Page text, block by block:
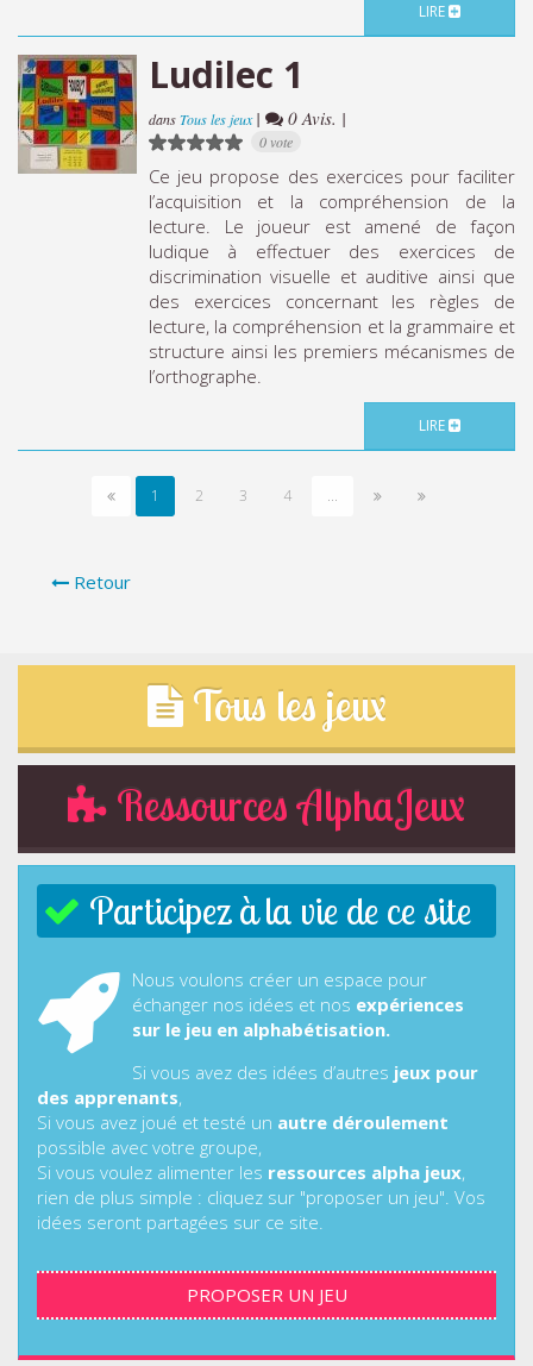
LIRE
Ludilec 1
dansTous les jeux| 0 Avis. |
0 vote
Ce jeu propose des exercices pour faciliter
l’acquisition et la compréhension de la
lecture. Le joueur est amené de façon
ludique à effectuer des exercices de
discrimination visuelle et auditive ainsi que
des exercices concernant les règles de
lecture, la compréhension et la grammaire et
structure ainsi les premiers mécanismes de
l’orthographe.
LIRE
1 2 3 4 ...
Retour
Tous les jeux
Ressources AlphaJeux
Participez à la vie de ce site
Nous voulons créer un espace pour
échanger nos idées et nos expériences
sur le jeu en alphabétisation.
Si vous avez des idées d’autres jeux pour
des apprenants,
Si vous avez joué et testé un autre déroulement
possible avec votre groupe,
Si vous voulez alimenter les ressources alpha jeux,
rien de plus simple : cliquez sur "proposer un jeu". Vos
idées seront partagées sur ce site.
PROPOSER UN JEU